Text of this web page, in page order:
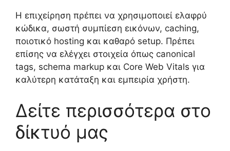
Η επιχείρηση πρέπει να χρησιμοποιεί ελαφρύ
κώδικα, σωστή συμπίεση εικόνων, caching,
ποιοτικό hosting και καθαρό setup. Πρέπει
επίσης να ελέγχει στοιχεία όπως canonical
tags, schema markup και Core Web Vitals για
καλύτερη κατάταξη και εμπειρία χρήστη.
Δείτε περισσότερα στο
δίκτυό μας